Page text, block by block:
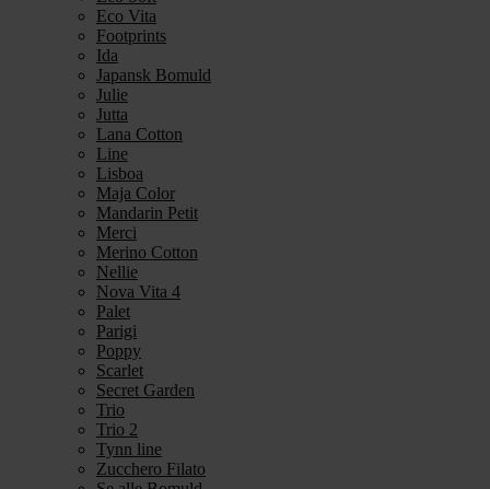
Eco Vita
Footprints
Ida
Japansk Bomuld
Julie
Jutta
Lana Cotton
Line
Lisboa
Maja Color
Mandarin Petit
Merci
Merino Cotton
Nellie
Nova Vita 4
Palet
Parigi
Poppy
Scarlet
Secret Garden
Trio
Trio 2
Tynn line
Zucchero Filato